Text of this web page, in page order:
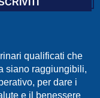
qualificati che
siano raggiungibili,
per dare i
e il benessere